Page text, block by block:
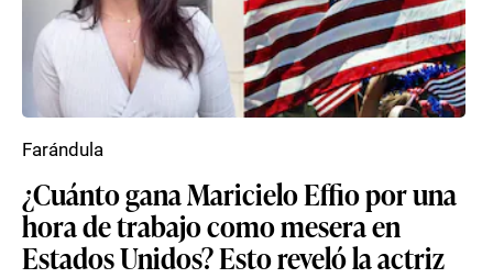
¿Cuánto gana Maricielo Effio por una
hora de trabajo como mesera en
Estados Unidos? Esto reveló la actriz
Farándula